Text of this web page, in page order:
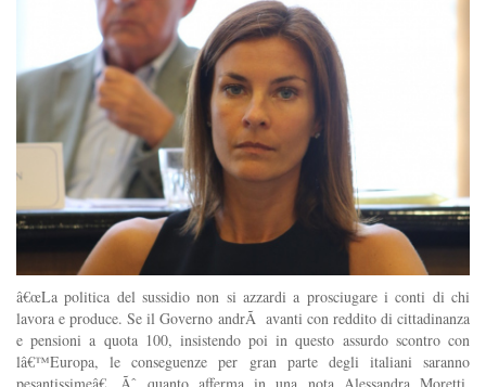
â€œLa politica del sussidio non si azzardi a prosciugare i conti di chi
lavora e produce. Se il Governo andrÃ avanti con reddito di cittadinanza
e pensioni a quota 100, insistendo poi in questo assurdo scontro con
lâ€™Europa, le conseguenze per gran parte degli italiani saranno
pesantissimeâ€. Ãˆ quanto afferma in una nota Alessandra Moretti,